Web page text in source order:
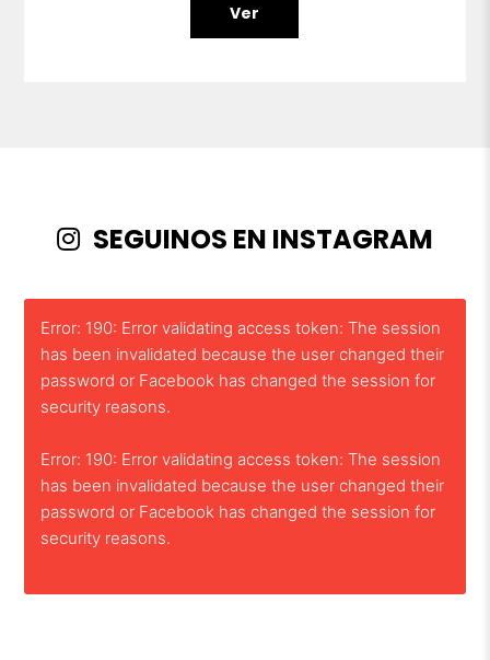
Ver
SEGUINOS EN INSTAGRAM
Error: 190: Error validating access token: The session
has been invalidated because the user changed their
password or Facebook has changed the session for
security reasons.
Error: 190: Error validating access token: The session
has been invalidated because the user changed their
password or Facebook has changed the session for
security reasons.